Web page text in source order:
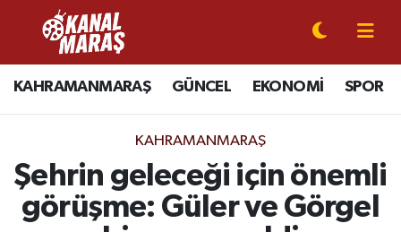
KAHRAMANMARAŞ GÜNCEL EKONOMİ SPOR
KAHRAMANMARAŞ
Şehrin geleceği için önemli
görüşme: Güler ve Görgel
CANLI YAYIN
KAHRAMANMARAŞ
GÜNCEL
SPOR
Kahramanmaraş Nöbetçi Eczaneler
Kahramanmaraş Hava Durumu
Kahramanmaraş Namaz Vakitleri
Kahramanmaraş Trafik Yoğunluk Haritası